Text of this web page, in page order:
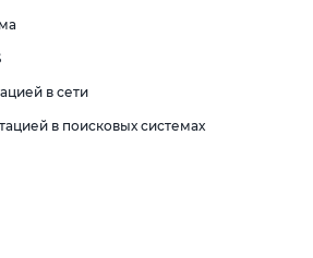
в сети
в поисковых системах